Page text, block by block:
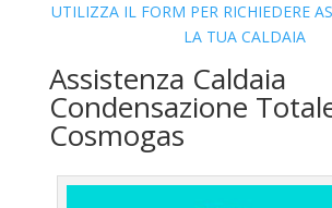
UTILIZZA IL FORM PER RICHIEDERE
LA TUA CALDAIA
Assistenza Caldaia
Condensazione
Cosmogas